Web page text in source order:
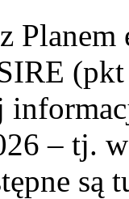
– tj.
są